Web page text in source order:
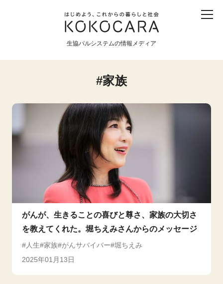
生協パルシステムの情報メディア
産直 食育 食べる 震災
環境と平和
生協の宅配パルシステム
家族
がんが、生きることの喜びと尊さ、家族の大切さ
を教えてくれた。堀ちえみさんからのメッセージ
人生 家族 がんサバイバー 堀ちえみ
2025年01月13日